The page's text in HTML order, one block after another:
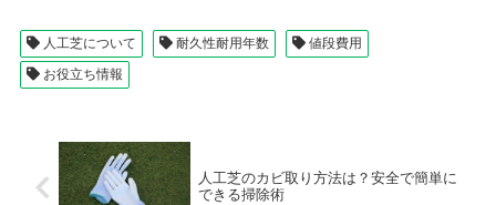
人工芝について 耐久性耐用年数
値段費用
お役立ち情報
人工芝のカビ取り方法は？安全で簡単に
できる掃除術